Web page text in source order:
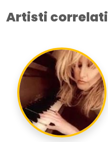
Artisti correlati